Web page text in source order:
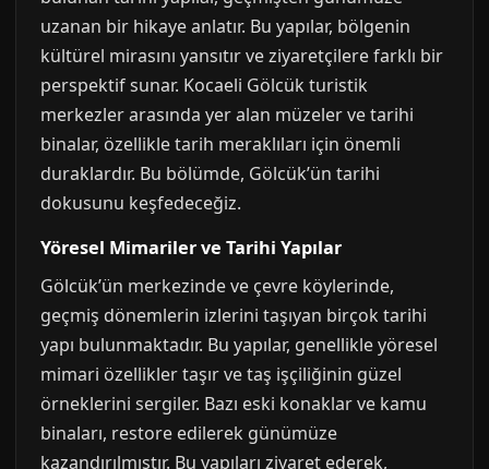
uzanan bir hikaye anlatır. Bu yapılar, bölgenin
kültürel mirasını yansıtır ve ziyaretçilere farklı bir
perspektif sunar. Kocaeli Gölcük turistik
merkezler arasında yer alan müzeler ve tarihi
binalar, özellikle tarih meraklıları için önemli
duraklardır. Bu bölümde, Gölcük’ün tarihi
dokusunu keşfedeceğiz.
Yöresel Mimariler ve Tarihi Yapılar
Gölcük’ün merkezinde ve çevre köylerinde,
geçmiş dönemlerin izlerini taşıyan birçok tarihi
yapı bulunmaktadır. Bu yapılar, genellikle yöresel
mimari özellikler taşır ve taş işçiliğinin güzel
örneklerini sergiler. Bazı eski konaklar ve kamu
binaları, restore edilerek günümüze
kazandırılmıştır. Bu yapıları ziyaret ederek,